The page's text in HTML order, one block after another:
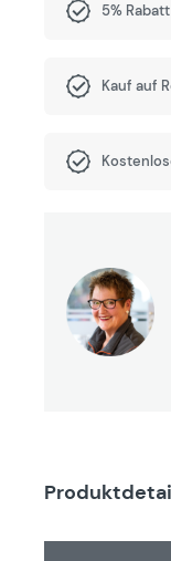
5%
Kauf auf